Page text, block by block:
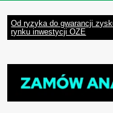
Od ryzyka do gwarancji
rynku inwestycji OZE